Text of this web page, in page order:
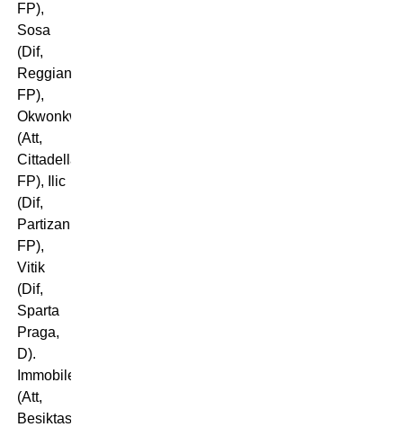
FP),
Sosa
(Dif,
Reggiana,
FP),
Okwonkwo
(Att,
Cittadella,
FP), Ilic
(Dif,
Partizan,
FP),
Vitik
(Dif,
Sparta
Praga,
D).
Immobile
(Att,
Besiktas,